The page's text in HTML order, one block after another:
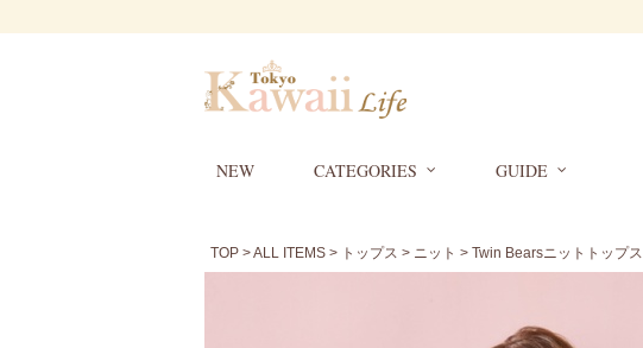
NEW CATEGORIES GUIDE
TOP >ALL ITEMS > トップス > ニット > Twin Bearsニットトップス